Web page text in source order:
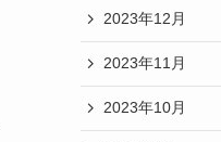
2023年12月
2023年11月
2023年10月